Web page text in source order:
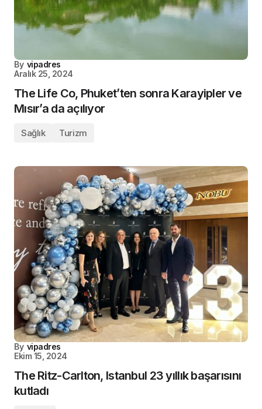
By vipadres
Aralık 25, 2024
The Life Co, Phuket’ten sonra Karayipler ve
Mısır’a da açılıyor
Sağlık Turizm
By vipadres
Ekim 15, 2024
The Ritz-Carlton, Istanbul 23 yıllık başarısını
kutladı